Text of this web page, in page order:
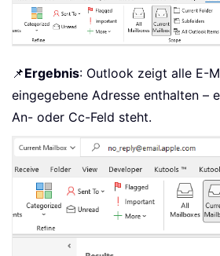
📌Ergebnis: Outlook zeigt alle E-
eingegebene Adresse enthalten –
An- oder Cc-Feld steht.